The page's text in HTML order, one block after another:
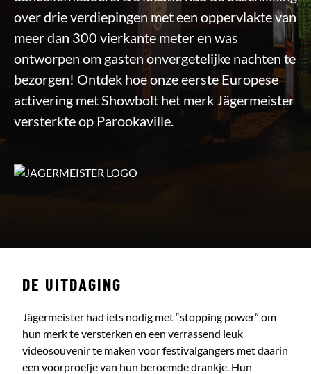
over drie verdiepingen met een oppervlakte van
meer dan 300 vierkante meter en was
ontworpen om gasten onvergetelijke nachten te
bezorgen! Ontdek hoe onze eerste Europese
activering met Showbolt het merk Jägermeister
versterkte op Parookaville.
DE UITDAGING
Jägermeister had iets nodig met “stopping power” om
hun merk te versterken en een verrassend leuk
videosouvenir te maken voor festivalgangers met daarin
een voorproefje van hun beroemde drankje. Hun